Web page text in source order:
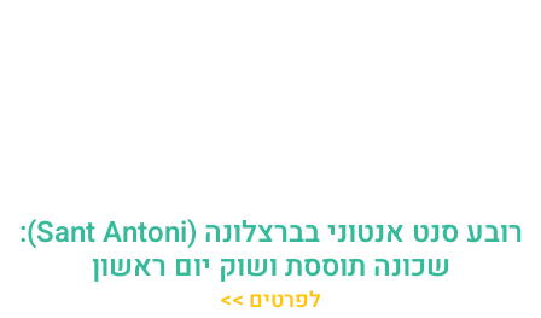
רובע סנט אנטוני בברצלונה (Sant Antoni):
שכונה תוססת ושוק יום ראשון
לפרטים >>